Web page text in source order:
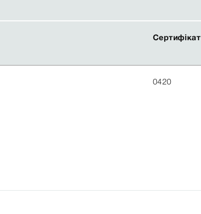
Сертифікат
Сертифікат
0420